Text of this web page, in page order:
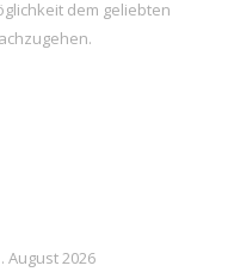
dem geliebten
August 2026